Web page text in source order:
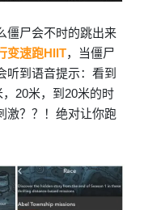
僵尸会不时的跳出来
变速跑HIIT，当僵尸
听到语音提示：看到
20米，到20米的时
激？？！绝对让你跑